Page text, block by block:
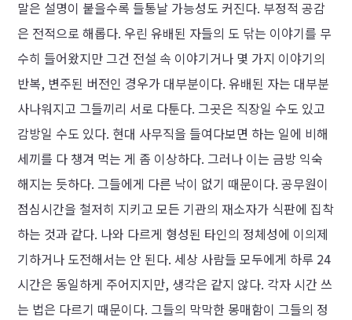
말은 설명이 붙을수록 들통날 가능성도 커진다. 부정적 공감
은 전적으로 해롭다. 우린 유배된 자들의 도 닦는 이야기를 무
수히 들어왔지만 그건 전설 속 이야기거나 몇 가지 이야기의
반복, 변주된 버전인 경우가 대부분이다. 유배된 자는 대부분
사나워지고 그들끼리 서로 다툰다. 그곳은 직장일 수도 있고
감방일 수도 있다. 현대 사무직을 들여다보면 하는 일에 비해
세끼를 다 챙겨 먹는 게 좀 이상하다. 그러나 이는 금방 익숙
해지는 듯하다. 그들에게 다른 낙이 없기 때문이다. 공무원이
점심시간을 철저히 지키고 모든 기관의 재소자가 식판에 집착
하는 것과 같다. 나와 다르게 형성된 타인의 정체성에 이의제
기하거나 도전해서는 안 된다. 세상 사람들 모두에게 하루 24
시간은 동일하게 주어지지만, 생각은 같지 않다. 각자 시간 쓰
는 법은 다르기 때문이다. 그들의 막막한 몽매함이 그들의 정